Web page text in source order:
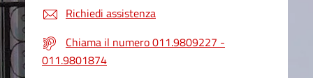
Richiedi assistenza
Chiama il numero 011.9809227 -
011.9801874